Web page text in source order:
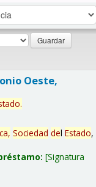
Oeste,
.
Sociedad del Estado,
Signatura